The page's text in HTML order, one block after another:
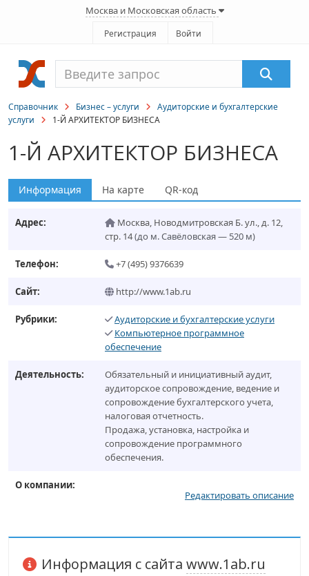
Москва и Московская область
Регистрация Войти
Справочник Бизнес – услуги
Аудиторские и бухгалтерские
услуги
1-Й АРХИТЕКТОР БИЗНЕСА
1-Й АРХИТЕКТОР БИЗНЕСА
Информация На карте QR-код
Адрес: Москва, Новодмитровская Б. ул., д. 12,
стр. 14(до м. Савёловская — 520 м)
Телефон: +7 (495) 9376639
Сайт: http://www.1ab.ru
Рубрики:
Аудиторские и бухгалтерские услуги
Компьютерное программное
обеспечение
Деятельность:
Обязательный и инициативный аудит,
аудиторское сопровождение, ведение и
сопровождение бухгалтерского учета,
налоговая отчетность.
Продажа, установка, настройка и
сопровождение программного
обеспечения.
О компании:
Редактировать описание
Информация с сайта www.1ab.ru